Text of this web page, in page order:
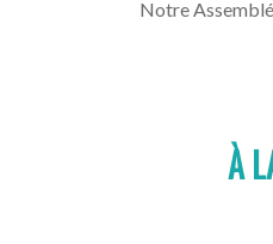
Notre
À